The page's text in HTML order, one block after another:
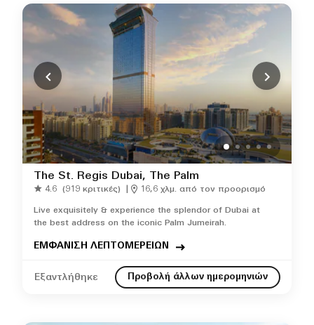
The St. Regis Dubai, The Palm
4.6 (919 κριτικές) 16,6 χλμ. από τον προορισμό
Live exquisitely & experience the splendor of Dubai at
the best address on the iconic Palm Jumeirah.
ΕΜΦΑΝΙΣΗ ΛΕΠΤΟΜΕΡΕΙΩΝ
Εξαντλήθηκε Προβολή άλλων ημερομηνιών